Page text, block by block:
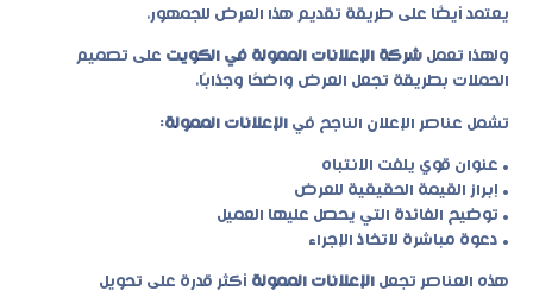
يعتمد أيضًا على طريقة تقديم هذا العرض للجمهور.
ولهذا تعمل شركة الإعلانات الممولة في الكويت على تصميم
الحملات بطريقة تجعل العرض واضحًا وجذابًا.
تشمل عناصر الإعلان الناجح في الإعلانات الممولة:
• عنوان قوي يلفت الانتباه
• إبراز القيمة الحقيقية للعرض
• توضيح الفائدة التي يحصل عليها العميل
• دعوة مباشرة لاتخاذ الإجراء
هذه العناصر تجعل الإعلانات الممولة أكثر قدرة على تحويل